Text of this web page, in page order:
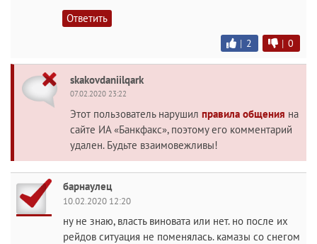
Ответить
| 2 | 0
skakovdaniilqark
07.02.2020 23:22
Этот пользователь нарушил правила общения на
сайте ИА «Банкфакс», поэтому его комментарий
удален. Будьте взаимовежливы!
барнаулец
10.02.2020 12:20
ну не знаю, власть виновата или нет. но после их
рейдов ситуация не поменялась. камазы со снегом